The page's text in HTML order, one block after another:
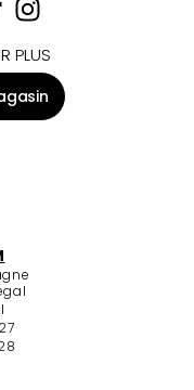
PLUS